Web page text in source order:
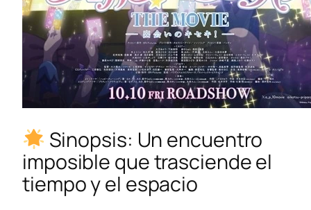
Sinopsis: Un encuentro
imposible que trasciende el
tiempo y el espacio